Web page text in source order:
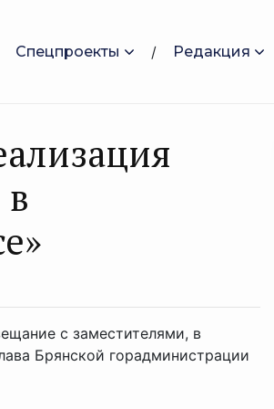
Спецпроекты Редакция
с заместителями, в
Брянской горадминистрации